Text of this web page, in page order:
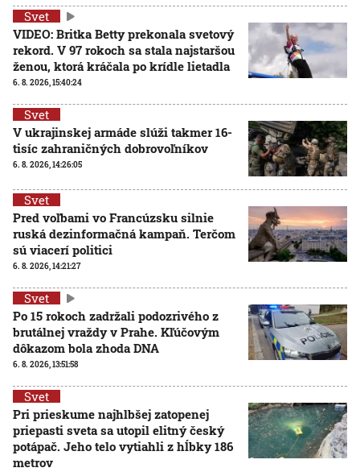
Svet
VIDEO: Britka Betty prekonala svetový
rekord. V 97 rokoch sa stala najstaršou
ženou, ktorá kráčala po krídle lietadla
6. 8. 2026, 15:40:24
Svet
V ukrajinskej armáde slúži takmer 16-
tisíc zahraničných dobrovoľníkov
6. 8. 2026, 14:26:05
Svet
Pred voľbami vo Francúzsku silnie
ruská dezinformačná kampaň. Terčom
sú viacerí politici
6. 8. 2026, 14:21:27
Svet
Po 15 rokoch zadržali podozrivého z
brutálnej vraždy v Prahe. Kľúčovým
dôkazom bola zhoda DNA
6. 8. 2026, 13:51:58
Svet
Pri prieskume najhlbšej zatopenej
priepasti sveta sa utopil elitný český
potápač. Jeho telo vytiahli z hĺbky 186
metrov